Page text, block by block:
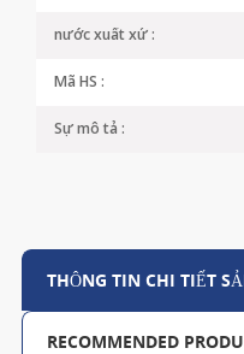
nước xuất xứ :
Mã HS :
Sự mô tả :
THÔNG TIN CHI TIẾT
RECOMMENDED